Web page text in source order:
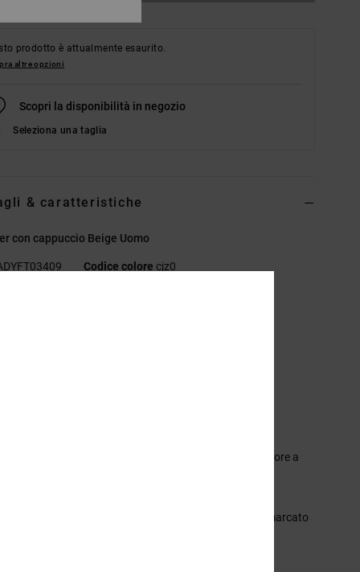
prodotto è attualmente esaurito.
altre opzioni
Scopri la disponibilità in negozio
Seleziona una taglia
& caratteristiche
con cappuccio Beige Uomo
Codice colore cjz0
stampa sul petto con pannello in blocco di colore a
in metallo e coulisse rotonde con punte in metallo marcato